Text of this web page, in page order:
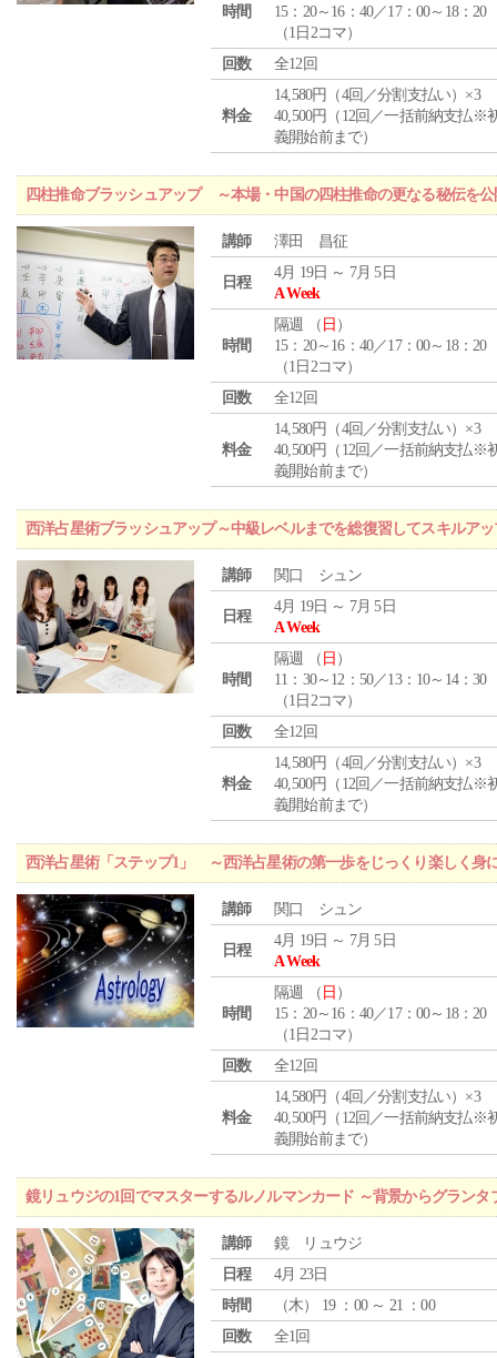
時間
15：20～16：40／17：00～18：20
（1日2コマ）
回数
全12回
料金
14,580円（4回／分割支払い）×3
40,500円（12回／一括前納支払※
義開始前まで）
四柱推命ブラッシュアップ ～本場・中国の四柱推命の更なる秘伝を
講師 澤田 昌征
日程
4月 19日 ～ 7月 5日
A Week
時間
隔週 （ 日 ）
15：20～16：40／17：00～18：20
（1日2コマ）
回数
全12回
料金
14,580円（4回／分割支払い）×3
40,500円（12回／一括前納支払※
義開始前まで）
西洋占星術ブラッシュアップ～中級レベルまでを総復習してスキルア
講師 関口 シュン
日程
4月 19日 ～ 7月 5日
A Week
時間
隔週 （ 日 ）
11：30～12：50／13：10～14：30
（1日2コマ）
回数
全12回
料金
14,580円（4回／分割支払い）×3
40,500円（12回／一括前納支払※
義開始前まで）
西洋占星術「ステップ1」 ～西洋占星術の第一歩をじっくり楽しく身
講師 関口 シュン
日程
4月 19日 ～ 7月 5日
A Week
時間
隔週 （ 日 ）
15：20～16：40／17：00～18：20
（1日2コマ）
回数
全12回
料金
14,580円（4回／分割支払い）×3
40,500円（12回／一括前納支払※
義開始前まで）
鏡リュウジの1回でマスターするルノルマンカード ～背景からグランタ
講師
鏡 リュウジ
日程
4月 23日
時間
（木） 19 ：00 ～ 21 ：00
回数
全1回